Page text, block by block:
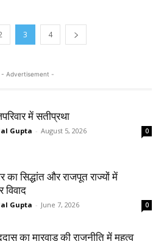
3 4
- Advertisement -
में सतीप्रथा
Gupta - August 5, 2026 0
का सिद्धांत और राजपूत राज्यों में
विवाद
Gupta - June 7, 2026 0
का मारवाड़ की राजनीति में महत्व